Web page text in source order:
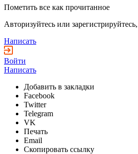
Пометить все как прочитанное
Авторизуйтесь или
Написать
Войти
Написать
Добавить в закладки
Facebook
Twitter
Telegram
VK
Печать
Email
Скопировать ссылку